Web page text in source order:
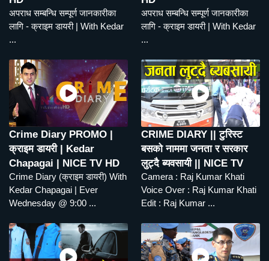
अपराध सम्बन्धि सम्पूर्ण जानकारीका
लागि - क्राइम डायरी | With Kedar
...
अपराध सम्बन्धि सम्पूर्ण जानकारीका
लागि - क्राइम डायरी | With Kedar
...
Crime Diary PROMO |
क्राइम डायरी | Kedar
Chapagai | NICE TV HD
Crime Diary (क्राइम डायरी) With
Kedar Chapagai | Ever
Wednesday @ 9:00 ...
CRIME DIARY || टुरिस्ट
बसको नाममा जनता र सरकार
लुट्दै ब्यवसायी || NICE TV
Camera : Raj Kumar Khati
Voice Over : Raj Kumar Khati
Edit : Raj Kumar ...